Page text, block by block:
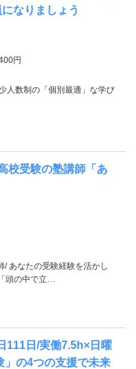
なりましょう
円
数制の「個別最適」な学び
校受験の塾講師「あ
/ あなたの受験経験を活かし
頭の中で立…
111日/実働7.5h×日曜
」の4つの支援で未来